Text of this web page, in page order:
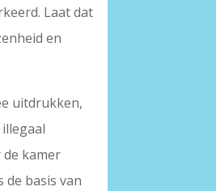
Laat dat
en
uitdrukken,
de kamer
de basis van